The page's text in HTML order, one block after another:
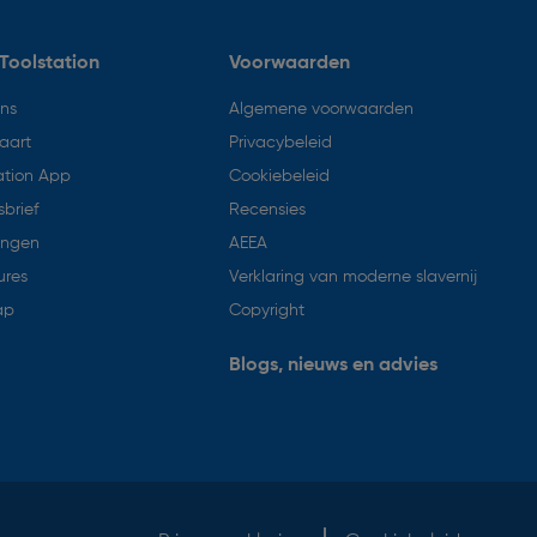
App
Voorwaarden
Algemene voorwaarden
Privacybeleid
Cookiebeleid
Recensies
AEEA
Verklaring van moderne slavernij
Copyright
Blogs, nieuws en advies